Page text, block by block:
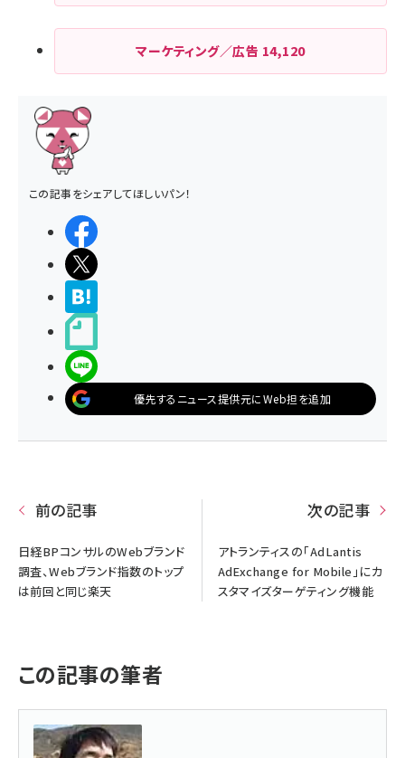
マーケティング／広告 14,120
この記事をシェアしてほしいパン！
優先するニュース提供元にWeb担を追加
前の記事
日経BPコンサルのWebブランド
調査、Webブランド指数のトップ
は前回と同じ楽天
次の記事
アトランティスの「AdLantis
AdExchange for Mobile」にカ
スタマイズターゲティング機能
この記事の筆者